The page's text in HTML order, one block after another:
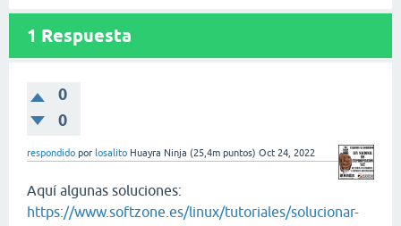
1 Respuesta
0
0
respondido por losalito Huayra Ninja (25,4m puntos) Oct 24, 2022
Aquí algunas soluciones:
https://www.softzone.es/linux/tutoriales/solucionar-